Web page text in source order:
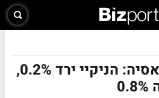
מגמה מעורבת באסיה: הניקיי ירד 0.2%,